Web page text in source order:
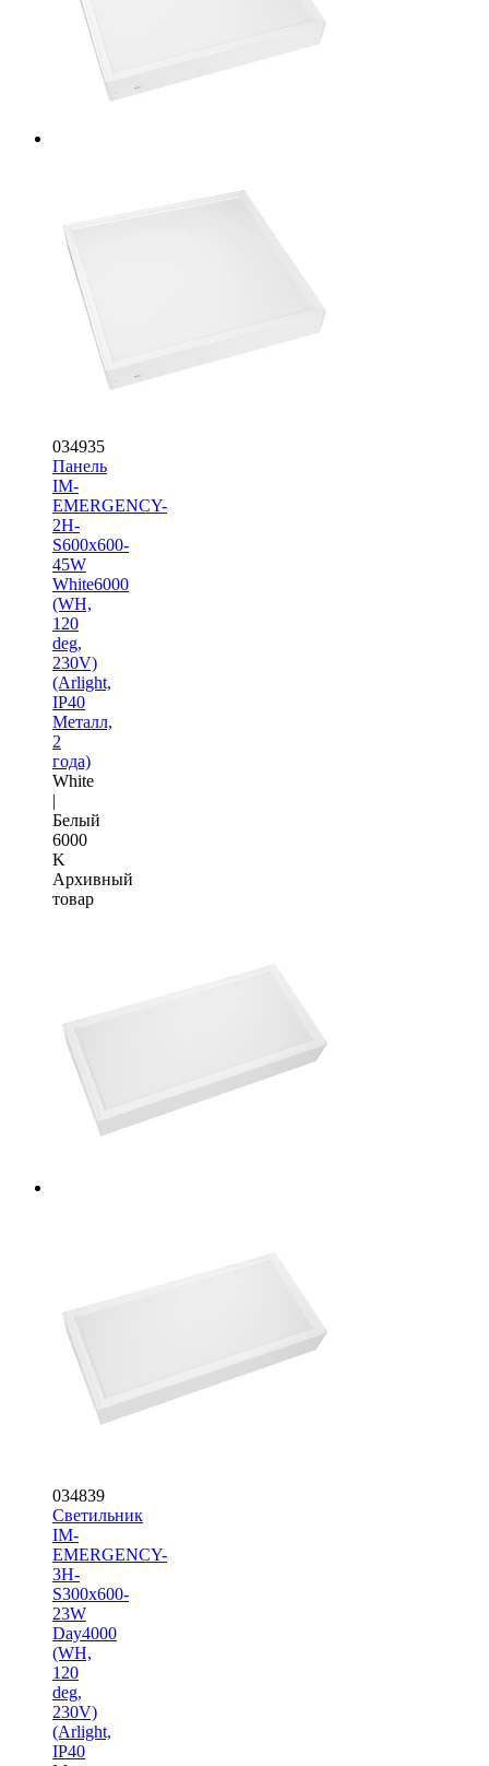
034935
Панель
IM-
EMERGENCY-
2H-
S600x600-
45W
White6000
(WH,
120
deg,
230V)
(Arlight,
IP40
Металл,
2
года)
White
|
Белый
6000
K
Архивный
товар
034839
Светильник
IM-
EMERGENCY-
3H-
S300x600-
23W
Day4000
(WH,
120
deg,
230V)
(Arlight,
IP40